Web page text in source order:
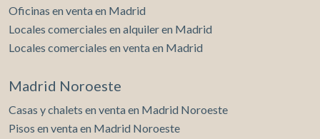
Oficinas en venta en Madrid
Locales comerciales en alquiler en Madrid
Locales comerciales en venta en Madrid
Madrid Noroeste
Casas y chalets en venta en Madrid Noroeste
Pisos en venta en Madrid Noroeste